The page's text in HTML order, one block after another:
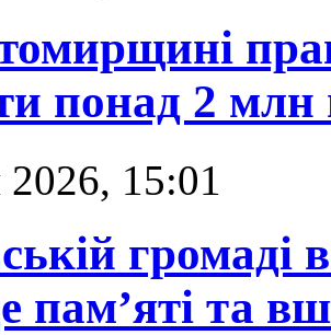
понад 2 млн
15:01
громаді
пам’яті та